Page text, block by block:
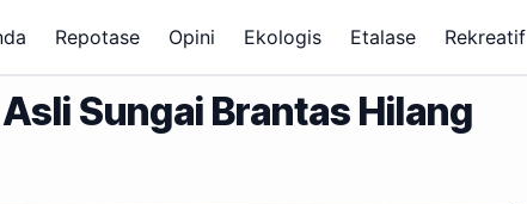
Repotase Opini Ekologis Etalase Rekreatif
Sungai Brantas Hilang